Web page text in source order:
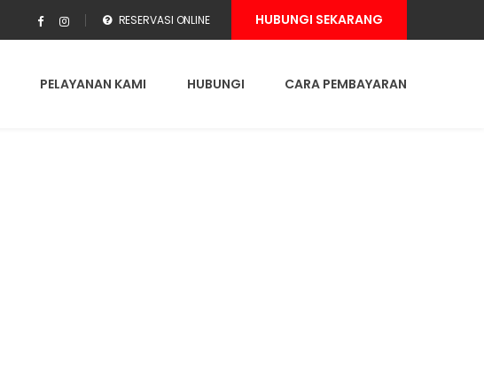
RESERVASI ONLINE HUBUNGI SEKARANG
PELAYANAN KAMI HUBUNGI CARA PEMBAYARAN